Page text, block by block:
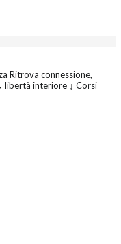
Ritrova connessione,
libertà interiore ↓ Corsi